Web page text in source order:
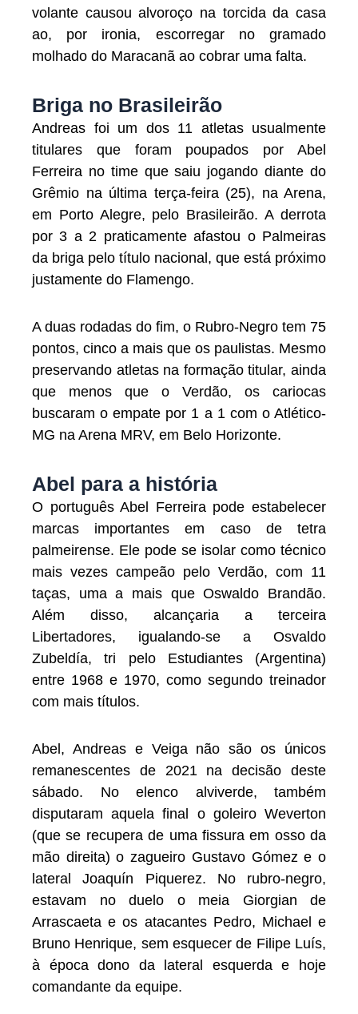
volante causou alvoroço na torcida da casa
ao, por ironia, escorregar no gramado
molhado do Maracanã ao cobrar uma falta.
Briga no Brasileirão
Andreas foi um dos 11 atletas usualmente
titulares que foram poupados por Abel
Ferreira no time que saiu jogando diante do
Grêmio na última terça-feira (25), na Arena,
em Porto Alegre, pelo Brasileirão. A derrota
por 3 a 2 praticamente afastou o Palmeiras
da briga pelo título nacional, que está próximo
justamente do Flamengo.
A duas rodadas do fim, o Rubro-Negro tem 75
pontos, cinco a mais que os paulistas. Mesmo
preservando atletas na formação titular, ainda
que menos que o Verdão, os cariocas
buscaram o empate por 1 a 1 com o Atlético-
MG na Arena MRV, em Belo Horizonte.
Abel para a história
O português Abel Ferreira pode estabelecer
marcas importantes em caso de tetra
palmeirense. Ele pode se isolar como técnico
mais vezes campeão pelo Verdão, com 11
taças, uma a mais que Oswaldo Brandão.
Além disso, alcançaria a terceira
Libertadores, igualando-se a Osvaldo
Zubeldía, tri pelo Estudiantes (Argentina)
entre 1968 e 1970, como segundo treinador
com mais títulos.
Abel, Andreas e Veiga não são os únicos
remanescentes de 2021 na decisão deste
sábado. No elenco alviverde, também
disputaram aquela final o goleiro Weverton
(que se recupera de uma fissura em osso da
mão direita) o zagueiro Gustavo Gómez e o
lateral Joaquín Piquerez. No rubro-negro,
estavam no duelo o meia Giorgian de
Arrascaeta e os atacantes Pedro, Michael e
Bruno Henrique, sem esquecer de Filipe Luís,
à época dono da lateral esquerda e hoje
comandante da equipe.